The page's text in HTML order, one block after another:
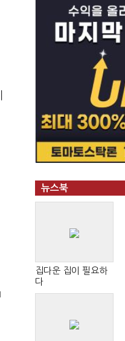
뉴스북
집다운 집이 필요하
다